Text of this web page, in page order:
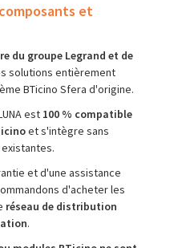
et
du groupe Legrand et de
solutions entièrement
BTicino Sfera d'origine.
est 100 % compatible
et s'intègre sans
et d'une assistance
d'acheter les
réseau de distribution
.